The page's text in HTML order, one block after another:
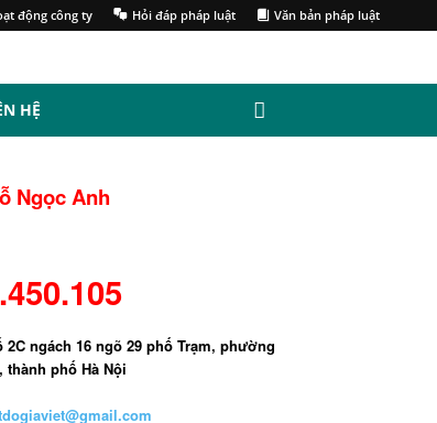
động công ty Hỏi đáp pháp luật Văn bản pháp luật
HỆ
Ngọc Anh
ngách 16 ngõ 29 phố Trạm, phường
thành phố Hà Nội